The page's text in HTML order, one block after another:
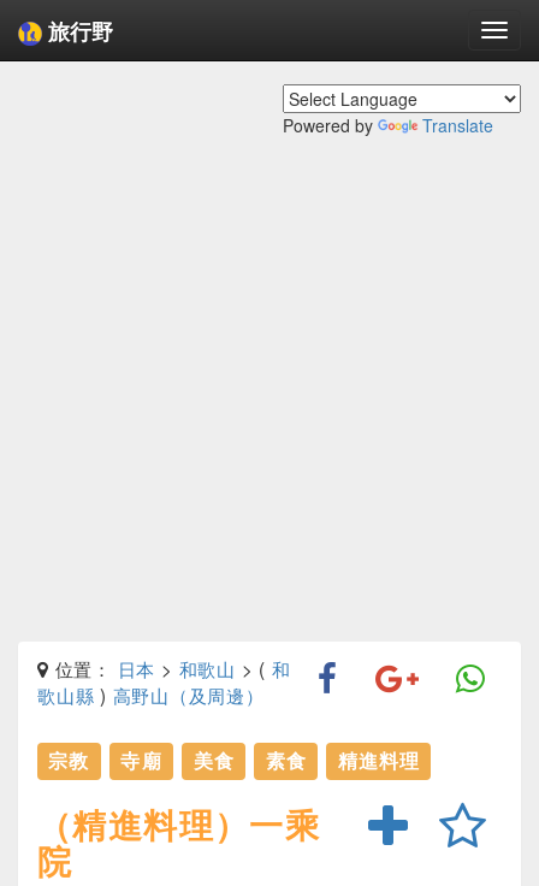
旅行野
Powered by Translate
位置： 日本 > 和歌山 > ( 和
歌山縣 ) 高野山（及周邊）
宗教 寺廟 美食 素食 精進料理
（精進料理）一乘
院